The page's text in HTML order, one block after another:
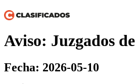
Aviso: Juzgados
Fecha: 2026-05-10